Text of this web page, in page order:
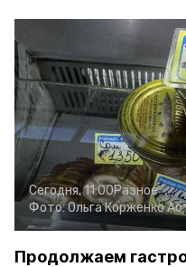
Сегодня, 11:00Разное
Фото:Ольга Корженко
Продолжаем